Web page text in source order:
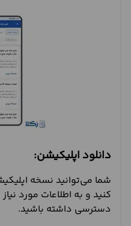
دانلود اپلیکیشن:
شما می‌توانید نسخه
کنید و به اطلاعات مورد
دسترسی داشته باشید.